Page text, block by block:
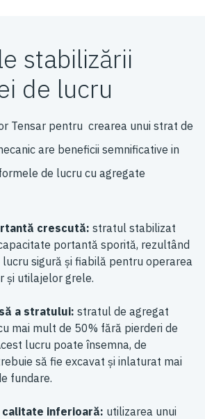
stabilizării
de lucru
Tensar pentru crearea unui strat de
are beneficii semnificative in
de lucru cu agregate
crescută: stratul stabilizat
portantă sporită, rezultând
sigură și fiabilă pentru operarea
și utilajelor grele.
a stratului: stratul de agregat
mai mult de 50% fără pierderi de
lucru poate însemna, de
să fie excavat și inlaturat mai
fundare.
inferioară: utilizarea unui